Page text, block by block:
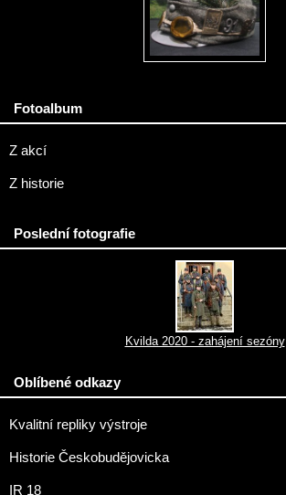
Fotoalbum
Z akcí
Z historie
Poslední fotografie
Kvilda 2020 - zahájení sezóny
Oblíbené odkazy
Kvalitní repliky výstroje
Historie Českobudějovicka
IR 18